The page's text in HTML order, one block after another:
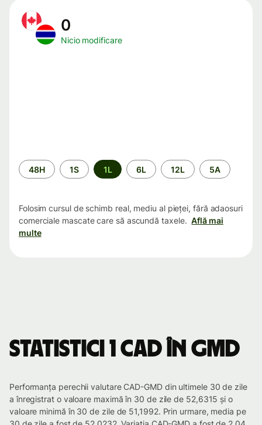
0
Nicio modificare
Perioada
48H 1S 1L 6L 12L 5A
Folosim cursul de schimb real, mediu al pieței, fără adaosuri
comerciale mascate care să ascundă taxele. Află mai
multe
Statistici 1 CAD în GMD
Performanța perechii valutare CAD-GMD din ultimele 30 de zile
a înregistrat o valoare maximă în 30 de zile de 52,6315 și o
valoare minimă în 30 de zile de 51,1992. Prin urmare, media pe